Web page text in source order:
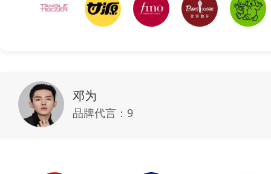
邓为
品牌代言： 9